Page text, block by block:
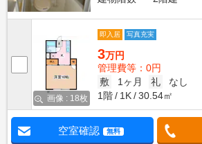
画像 : 18枚
即入居 写真充実
3万円
管理費等：0円
敷
1ヶ月 礼
なし
1階
1K 30.54㎡
空室確認 無料